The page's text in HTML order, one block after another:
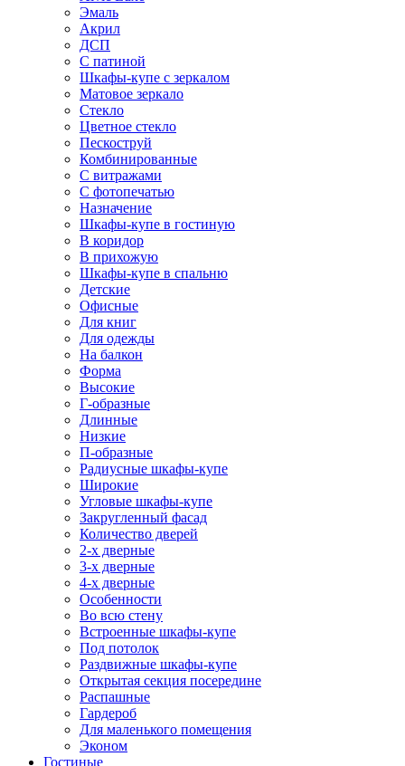
Эмаль
Акрил
ДСП
С патиной
Шкафы-купе с зеркалом
Матовое зеркало
Стекло
Цветное стекло
Пескоструй
Комбинированные
С витражами
С фотопечатью
Назначение
Шкафы-купе в гостиную
В коридор
В прихожую
Шкафы-купе в спальню
Детские
Офисные
Для книг
Для одежды
На балкон
Форма
Высокие
Г-образные
Длинные
Низкие
П-образные
Радиусные шкафы-купе
Широкие
Угловые шкафы-купе
Закругленный фасад
Количество дверей
2-х дверные
3-х дверные
4-х дверные
Особенности
Во всю стену
Встроенные шкафы-купе
Под потолок
Раздвижные шкафы-купе
Открытая секция посередине
Распашные
Гардероб
Для маленького помещения
Эконом
Гостиные